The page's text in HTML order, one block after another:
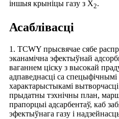
іншыя крыніцы газу з Х2.
Асаблівасці
1. TCWY прысвячае сябе
эканамічна эфектыўнай
ваганнем ціску з высокай
адпаведнасці са спецыфічнымі
характарыстыкамі
прыдатны тэхнічны план,
прапорцыі адсарбентаў, каб
эфектыўнага газу і